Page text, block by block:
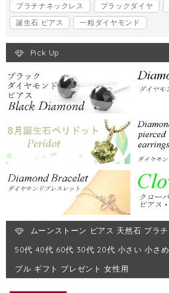
プラチナネックレス
ブラックダイヤ
誕生石 ピアス
一粒ダイヤモンド
Pick Up
ムーンストーン ピアス 天然石 プラ
50代 40代 60代 30代 20代 小さい 小さ
プル ギフト プレゼント 女性用